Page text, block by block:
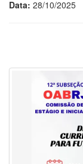
Data: 28/10/2025